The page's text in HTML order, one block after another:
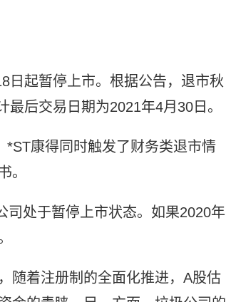
日起暂停上市。根据公告，退市秋
后交易日期为2021年4月30日。
康得同时触发了财务类退市情
。
司处于暂停上市状态。如果2020年
随着注册制的全面化推进，A股估